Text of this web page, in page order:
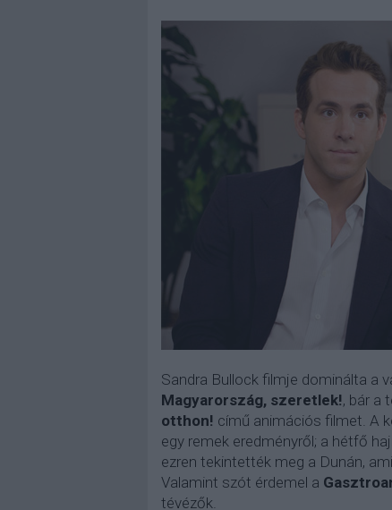
Sandra Bullock filmje dominálta a
Magyarország, szeretlek!, bár a
otthon! című animációs filmet. A
egy remek eredményről; a hétfő
ezren tekintették meg a Dunán,
Valamint szót érdemel a
tévézők.